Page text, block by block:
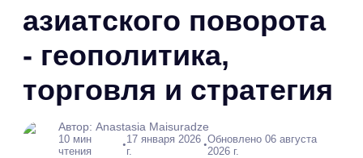
азиатского поворота
- геополитика,
торговля и стратегия
Автор: Anastasia Maisuradze
10 мин
чтения
•17 января 2026
г.
•Обновлено 06 августа
2026 г.